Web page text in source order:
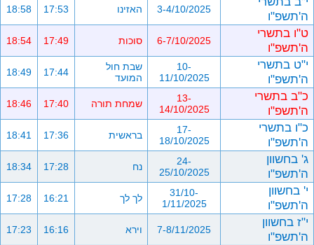
ה'תשפ"ו
3-4/10/2025 האזינו 17:53
18:58
ט"ו בתשרי
ה'תשפ"ו
6-7/10/2025 סוכות 17:49
18:54
י"ט בתשרי
ה'תשפ"ו
10-
11/10/2025
שבת חול
המועד
17:44
18:49
כ"ב בתשרי
ה'תשפ"ו
13-
14/10/2025
שמחת תורה 17:40
18:46
כ"ו בתשרי
ה'תשפ"ו
17-
18/10/2025
בראשית 17:36
18:41
ג' בחשוון
ה'תשפ"ו
24-
25/10/2025
נח 17:28
18:34
י' בחשוון
ה'תשפ"ו
31/10-
1/11/2025
לך לך 16:21
17:28
י"ז בחשוון
ה'תשפ"ו
7-8/11/2025 וירא 16:16
17:23